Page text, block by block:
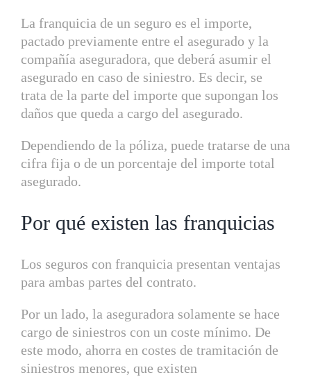
La franquicia de un seguro es el importe,
pactado previamente entre el asegurado y la
compañía aseguradora, que deberá asumir el
asegurado en caso de siniestro. Es decir, se
trata de la parte del importe que supongan los
daños que queda a cargo del asegurado.
Dependiendo de la póliza, puede tratarse de una
cifra fija o de un porcentaje del importe total
asegurado.
Por qué existen las franquicias
Los seguros con franquicia presentan ventajas
para ambas partes del contrato.
Por un lado, la aseguradora solamente se hace
cargo de siniestros con un coste mínimo. De
este modo, ahorra en costes de tramitación de
siniestros menores, que existen